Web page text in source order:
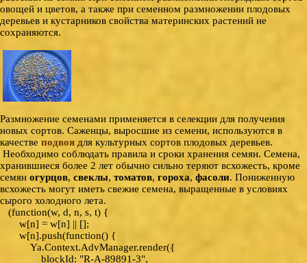
овощей и цветов, а также при семенном размножении плодовых
деревьев и кустарников свойства материнских растений не
сохраняются.
Размножение семенами применяется в селекции для получения
новых сортов. Саженцы, выросшие из семени, используются в
качестве подвоя для культурных сортов плодовых деревьев.
Необходимо соблюдать правила и сроки хранения семян. Семена,
хранившиеся более 2 лет обычно сильно теряют всхожесть, кроме
семян огурцов, свеклы, томатов, гороха, фасоли. Пониженную
всхожесть могут иметь свежие семена, выращенные в условиях
сырого холодного лета.
(function(w, d, n, s, t) {
w[n] = w[n] || [];
w[n].push(function() {
Ya.Context.AdvManager.render({
blockId: "R-A-89891-3",